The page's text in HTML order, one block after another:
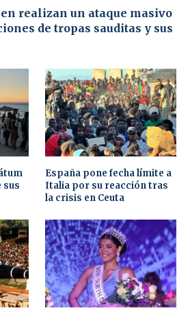
realizan un ataque masivo
de tropas sauditas y sus
sus
España pone fecha límite a
Italia por su reacción tras
la crisis en Ceuta